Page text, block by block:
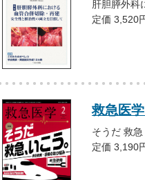
肝胆膵外科
定価 3,520
救急医
そうだ 救
定価 3,190